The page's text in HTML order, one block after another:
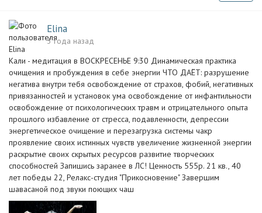
Elina
3 года назад
Кали - медитация в ВОСКРЕСЕНЬЕ 9:30 Динамическая практика
очищения и пробуждения в себе энергии ЧТО ДАЁТ: разрушение
негатива внутри тебя освобождение от страхов, фобий, негативных
привязанностей и установок ума освобождение от инфантильности
освобождение от психологических травм и отрицательного опыта
прошлого избавление от стресса, подавленности, депрессии
энергетическое очищение и перезагрузка системы чакр
проявление своих истинных чувств увеличение жизненной энергии
раскрытие своих скрытых ресурсов развитие творческих
способностей Запишись заранее в ЛС! Ценность 555р. 21 кв., 40
лет победы 22, Релакс-студия "Прикосновение" Завершим
шавасаной под звуки поющих чаш